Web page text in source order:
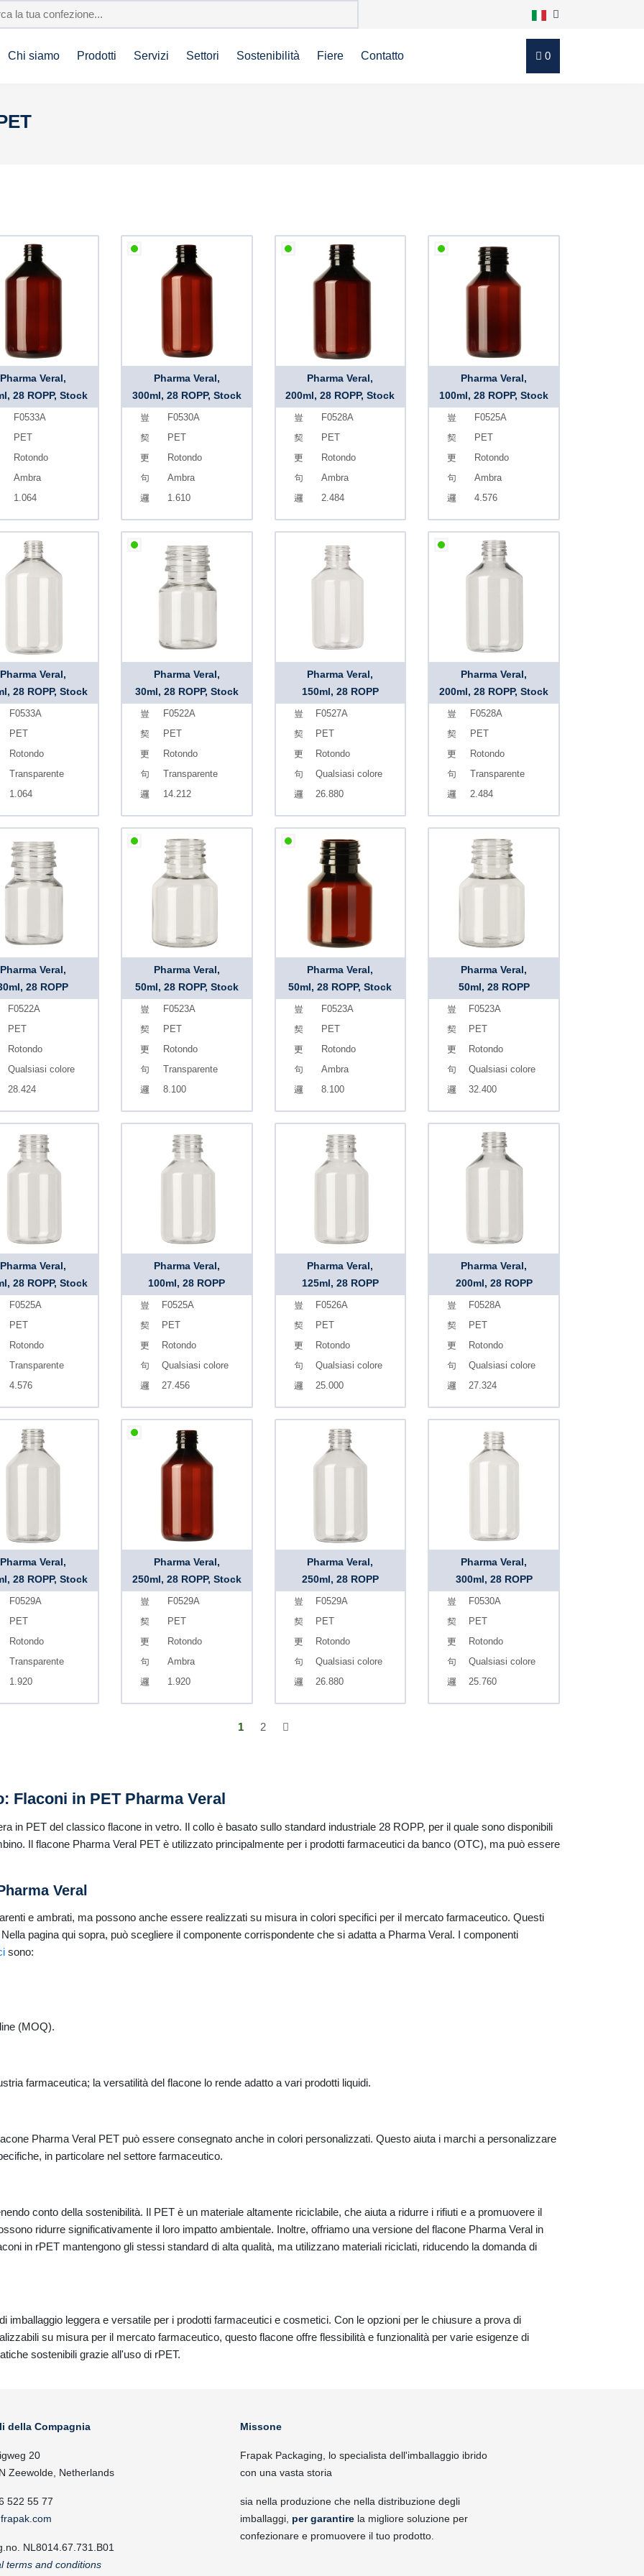
Chi siamo Prodotti Servizi Settori Sostenibilità Fiere Contatto 0
Pharma Veral,
28 ROPP, Stock
F0533A
PET
Rotondo
Ambra
1.064
Pharma Veral,
300ml, 28 ROPP, Stock
F0530A
PET
Rotondo
Ambra
1.610
Pharma Veral,
200ml, 28 ROPP, Stock
F0528A
PET
Rotondo
Ambra
2.484
Pharma Veral,
100ml, 28 ROPP, Stock
F0525A
PET
Rotondo
Ambra
4.576
Pharma Veral,
28 ROPP, Stock
F0533A
PET
Rotondo
Transparente
1.064
Pharma Veral,
30ml, 28 ROPP, Stock
F0522A
PET
Rotondo
Transparente
14.212
Pharma Veral,
150ml, 28 ROPP
F0527A
PET
Rotondo
Qualsiasi colore
26.880
Pharma Veral,
200ml, 28 ROPP, Stock
F0528A
PET
Rotondo
Transparente
2.484
Pharma Veral,
28 ROPP
F0522A
PET
Rotondo
Qualsiasi colore
28.424
Pharma Veral,
50ml, 28 ROPP, Stock
F0523A
PET
Rotondo
Transparente
8.100
Pharma Veral,
50ml, 28 ROPP, Stock
F0523A
PET
Rotondo
Ambra
8.100
Pharma Veral,
50ml, 28 ROPP
F0523A
PET
Rotondo
Qualsiasi colore
32.400
Pharma Veral,
28 ROPP, Stock
F0525A
PET
Rotondo
Transparente
4.576
Pharma Veral,
100ml, 28 ROPP
F0525A
PET
Rotondo
Qualsiasi colore
27.456
Pharma Veral,
125ml, 28 ROPP
F0526A
PET
Rotondo
Qualsiasi colore
25.000
Pharma Veral,
200ml, 28 ROPP
F0528A
PET
Rotondo
Qualsiasi colore
27.324
Pharma Veral,
28 ROPP, Stock
F0529A
PET
Rotondo
Transparente
1.920
Pharma Veral,
250ml, 28 ROPP, Stock
F0529A
PET
Rotondo
Ambra
1.920
Pharma Veral,
250ml, 28 ROPP
F0529A
PET
Rotondo
Qualsiasi colore
26.880
Pharma Veral,
300ml, 28 ROPP
F0530A
PET
Rotondo
Qualsiasi colore
25.760
1 2
Flaconi in PET Pharma Veral
in PET del classico flacone in vetro. Il collo è basato sullo standard industriale 28 ROPP, per il quale sono disponibili
Il flacone Pharma Veral PET è utilizzato principalmente per i prodotti farmaceutici da banco (OTC), ma può essere
Veral
e ambrati, ma possono anche essere realizzati su misura in colori specifici per il mercato farmaceutico. Questi
pagina qui sopra, può scegliere il componente corrispondente che si adatta a Pharma Veral. I componenti
sono:
(MOQ).
farmaceutica; la versatilità del flacone lo rende adatto a vari prodotti liquidi.
Pharma Veral PET può essere consegnato anche in colori personalizzati. Questo aiuta i marchi a personalizzare
in particolare nel settore farmaceutico.
conto della sostenibilità. Il PET è un materiale altamente riciclabile, che aiuta a ridurre i rifiuti e a promuovere il
ridurre significativamente il loro impatto ambientale. Inoltre, offriamo una versione del flacone Pharma Veral in
in rPET mantengono gli stessi standard di alta qualità, ma utilizzano materiali riciclati, riducendo la domanda di
imballaggio leggera e versatile per i prodotti farmaceutici e cosmetici. Con le opzioni per le chiusure a prova di
su misura per il mercato farmaceutico, questo flacone offre flessibilità e funzionalità per varie esigenze di
sostenibili grazie all'uso di rPET.
della Compagnia
20
Zeewolde, Netherlands
522 55 77
NL8014.67.731.B01
terms and conditions
Missone
Frapak Packaging, lo specialista dell'imballaggio ibrido
con una vasta storia
sia nella produzione che nella distribuzione degli
imballaggi, per garantire la migliore soluzione per
confezionare e promuovere il tuo prodotto.